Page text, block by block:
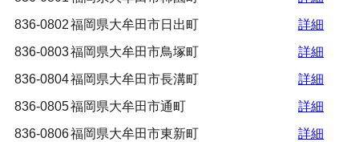
836-0802福岡県大牟田市日出町
詳細
836-0803福岡県大牟田市鳥塚町
詳細
836-0804福岡県大牟田市長溝町
詳細
836-0805福岡県大牟田市通町
詳細
836-0806福岡県大牟田市東新町
詳細